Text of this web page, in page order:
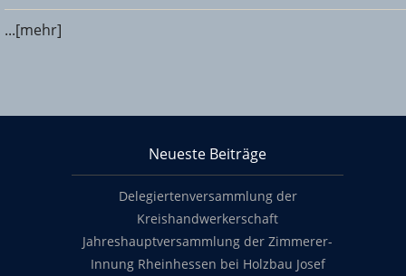
...[mehr]
Neueste Beiträge
Delegiertenversammlung der
Kreishandwerkerschaft
Jahreshauptversammlung der Zimmerer-
Innung Rheinhessen bei Holzbau Josef